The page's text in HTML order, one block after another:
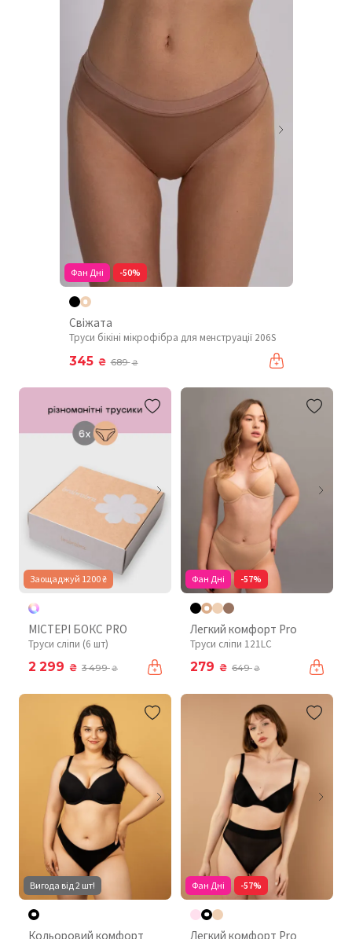
Фан Дні -50%
Свіжата
Труси бікіні мікрофібра для менструації 206S
345 ₴ 689₴
Заощаджуй 1200 ₴
МІСТЕРІ БОКС PRO
Труси сліпи (6 шт)
2 299 ₴ 3 499₴
Фан Дні -57%
Легкий комфорт Pro
Труси сліпи 121LC
279 ₴ 649₴
Вигода від 2 шт!
Кольоровий комфорт
Фан Дні -57%
Легкий комфорт Pro